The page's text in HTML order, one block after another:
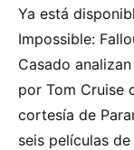
Ya está
Impossible:
Casado
por Tom Cruise
cortesía de
seis películas